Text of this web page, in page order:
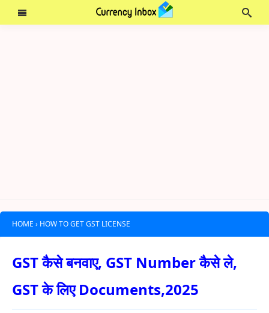
HOME › HOW TO GET GST LICENSE
GST कैसे बनवाए, GST Number कैसे ले,
GST के लिए Documents,2025